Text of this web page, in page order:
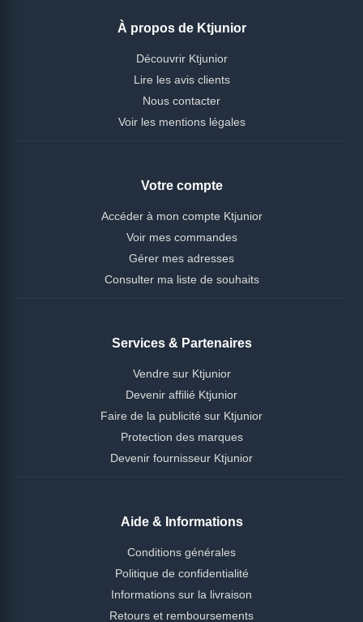
À propos de Ktjunior
Découvrir Ktjunior
Lire les avis clients
Nous contacter
Voir les mentions légales
Votre compte
Accéder à mon compte Ktjunior
Voir mes commandes
Gérer mes adresses
Consulter ma liste de souhaits
Services & Partenaires
Vendre sur Ktjunior
Devenir affilié Ktjunior
Faire de la publicité sur Ktjunior
Protection des marques
Devenir fournisseur Ktjunior
Aide & Informations
Conditions générales
Politique de confidentialité
Informations sur la livraison
Retours et remboursements